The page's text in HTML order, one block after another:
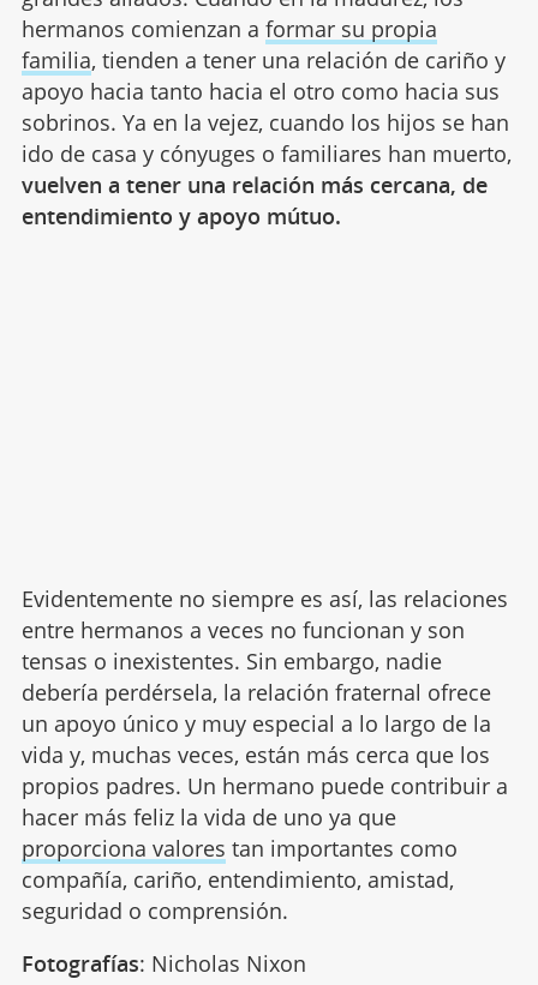
hermanos comienzan a formar su propia
familia, tienden a tener una relación de cariño y
apoyo hacia tanto hacia el otro como hacia sus
sobrinos. Ya en la vejez, cuando los hijos se han
ido de casa y cónyuges o familiares han muerto,
vuelven a tener una relación más cercana, de
entendimiento y apoyo mútuo.
Evidentemente no siempre es así, las relaciones
entre hermanos a veces no funcionan y son
tensas o inexistentes. Sin embargo, nadie
debería perdérsela, la relación fraternal ofrece
un apoyo único y muy especial a lo largo de la
vida y, muchas veces, están más cerca que los
propios padres. Un hermano puede contribuir a
hacer más feliz la vida de uno ya que
proporciona valores tan importantes como
compañía, cariño, entendimiento, amistad,
seguridad o comprensión.
Fotografías: Nicholas Nixon